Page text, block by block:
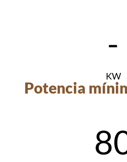
-
KW
Potencia